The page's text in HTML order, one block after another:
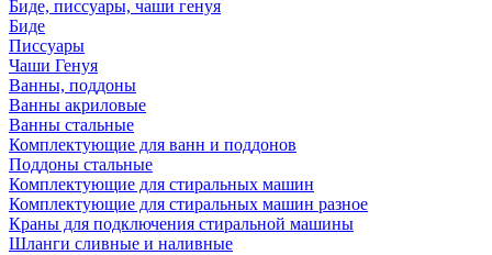
Биде, писсуары, чаши генуя
Биде
Писсуары
Чаши Генуя
Ванны, поддоны
Ванны акриловые
Ванны стальные
Комплектующие для ванн и поддонов
Поддоны стальные
Комплектующие для стиральных машин
Комплектующие для стиральных машин разное
Краны для подключения стиральной машины
Шланги сливные и наливные